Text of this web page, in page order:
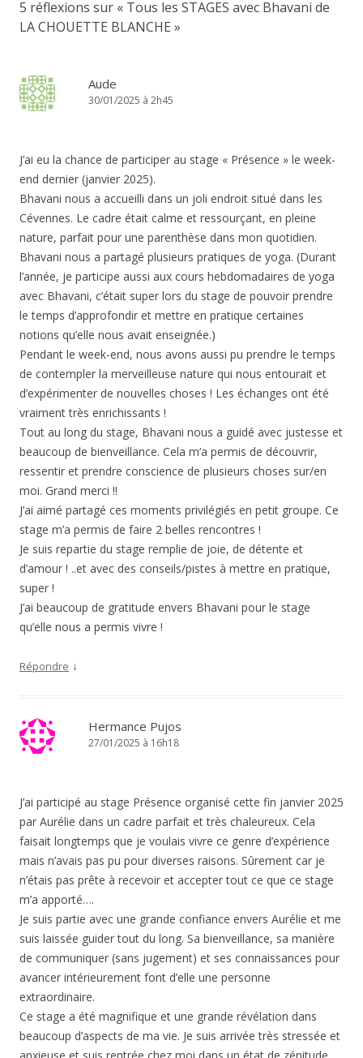
5 réflexions sur « Tous les STAGES avec Bhavani de
LA CHOUETTE BLANCHE »
Aude
30/01/2025 à 2h45
J’ai eu la chance de participer au stage « Présence » le week-
end dernier (janvier 2025).
Bhavani nous a accueilli dans un joli endroit situé dans les
Cévennes. Le cadre était calme et ressourçant, en pleine
nature, parfait pour une parenthèse dans mon quotidien.
Bhavani nous a partagé plusieurs pratiques de yoga. (Durant
l’année, je participe aussi aux cours hebdomadaires de yoga
avec Bhavani, c’était super lors du stage de pouvoir prendre
le temps d’approfondir et mettre en pratique certaines
notions qu’elle nous avait enseignée.)
Pendant le week-end, nous avons aussi pu prendre le temps
de contempler la merveilleuse nature qui nous entourait et
d’expérimenter de nouvelles choses ! Les échanges ont été
vraiment très enrichissants !
Tout au long du stage, Bhavani nous a guidé avec justesse et
beaucoup de bienveillance. Cela m’a permis de découvrir,
ressentir et prendre conscience de plusieurs choses sur/en
moi. Grand merci !!
J’ai aimé partagé ces moments privilégiés en petit groupe. Ce
stage m’a permis de faire 2 belles rencontres !
Je suis repartie du stage remplie de joie, de détente et
d’amour ! ..et avec des conseils/pistes à mettre en pratique,
super !
J’ai beaucoup de gratitude envers Bhavani pour le stage
qu’elle nous a permis vivre !
Répondre ↓
Hermance Pujos
27/01/2025 à 16h18
J’ai participé au stage Présence organisé cette fin janvier 2025
par Aurélie dans un cadre parfait et très chaleureux. Cela
faisait longtemps que je voulais vivre ce genre d’expérience
mais n’avais pas pu pour diverses raisons. Sûrement car je
n’étais pas prête à recevoir et accepter tout ce que ce stage
m’a apporté….
Je suis partie avec une grande confiance envers Aurélie et me
suis laissée guider tout du long. Sa bienveillance, sa manière
de communiquer (sans jugement) et ses connaissances pour
avancer intérieurement font d’elle une personne
extraordinaire.
Ce stage a été magnifique et une grande révélation dans
beaucoup d’aspects de ma vie. Je suis arrivée très stressée et